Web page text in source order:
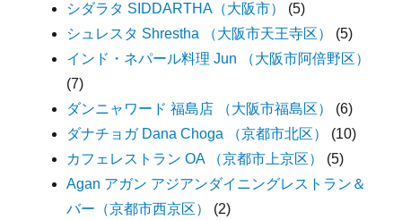
シダラタ SIDDARTHA（大阪市）
(5)
シュレスタ Shrestha （大阪市天王寺区）
(5)
インド・ネパール料理 Jun （大阪市阿倍野区）
(7)
ダンニャワード 福島店 （大阪市福島区）
(6)
ダナチョガ Dana Choga （京都市北区）
(10)
カフェレストラン OA （京都市上京区）
(5)
Agan アガン アジアンダイニングレストラン＆
バー（京都市西京区）
(2)